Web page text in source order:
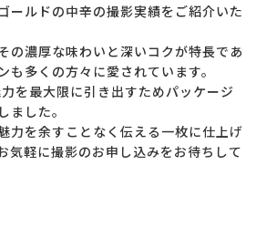
ールドの中辛の撮影実績をご紹介いた
の濃厚な味わいと深いコクが特長であ
も多くの方々に愛されています。
を最大限に引き出すためパッケージ
ました。
力を余すことなく伝える一枚に仕上げ
気軽に撮影のお申し込みをお待ちして